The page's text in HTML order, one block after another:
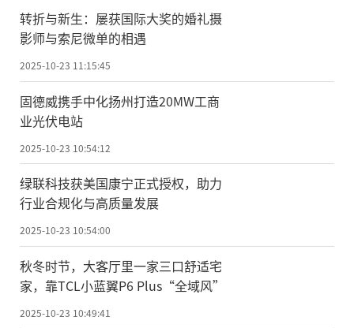
转折与新生：屡获国际大奖的婚礼摄
影师与索尼微单的相遇
2025-10-23 11:15:45
固德威携手中化扬州打造20MW工商
业光伏电站
2025-10-23 10:54:12
绿联科技获美国康宁正式授权，助力
行业合规化与高质量发展
2025-10-23 10:54:00
秋冬时节，大客厅里一家三口舒适宅
家，靠TCL小蓝翼P6 Plus“全域风”
2025-10-23 10:49:41